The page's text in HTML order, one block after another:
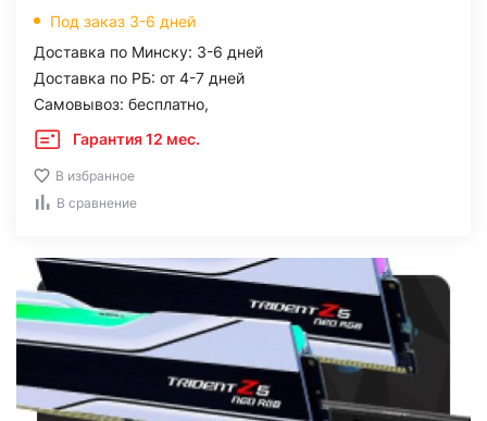
Под заказ 3-6 дней
Доставка по Минску: 3-6 дней
Доставка по РБ: от 4-7 дней
Самовывоз: бесплатно,
Гарантия 12 мес.
В избранное
В сравнение